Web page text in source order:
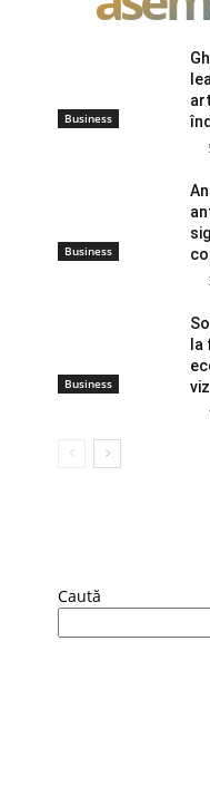
Business
Business
Business
Caută